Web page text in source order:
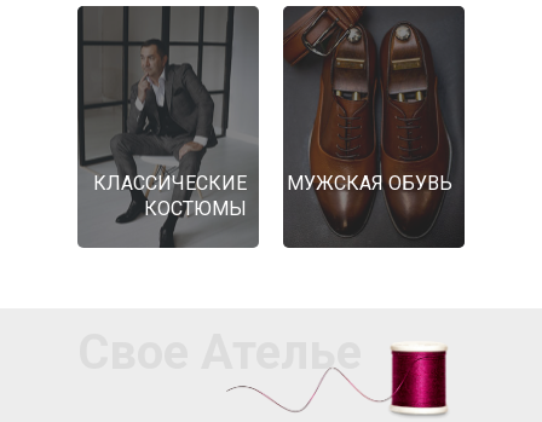
КЛАССИЧЕСКИЕ
КОСТЮМЫ
МУЖСКАЯ ОБУВЬ
Свое Ателье